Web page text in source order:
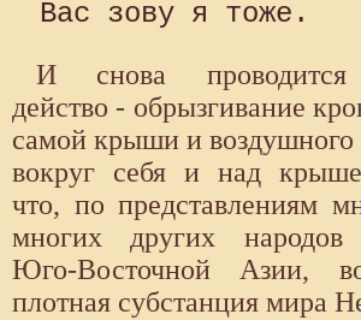
И снова проводится
действо - обрызгивание
самой крыши и воздушного
вокруг себя и над
что, по представлениям
многих других народов
Юго-Восточной Азии,
плотная субстанция мира